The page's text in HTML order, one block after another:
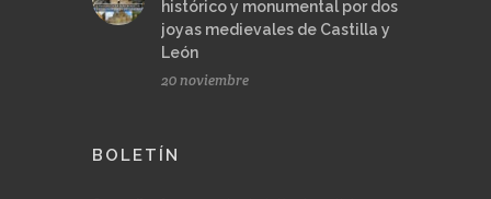
histórico y monumental por dos
joyas medievales de Castilla y
León
20 noviembre
BOLETÍN